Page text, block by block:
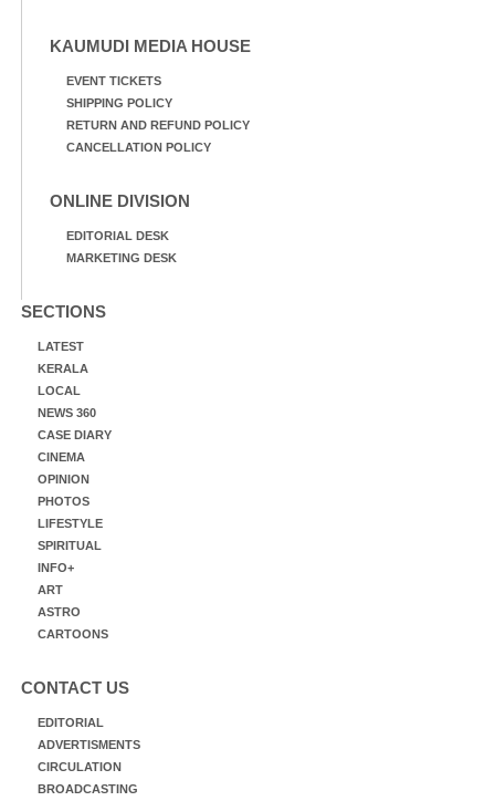
KAUMUDI MEDIA HOUSE
EVENT TICKETS
SHIPPING POLICY
RETURN AND REFUND POLICY
CANCELLATION POLICY
ONLINE DIVISION
EDITORIAL DESK
MARKETING DESK
SECTIONS
LATEST
KERALA
LOCAL
NEWS 360
CASE DIARY
CINEMA
OPINION
PHOTOS
LIFESTYLE
SPIRITUAL
INFO+
ART
ASTRO
CARTOONS
CONTACT US
EDITORIAL
ADVERTISMENTS
CIRCULATION
BROADCASTING